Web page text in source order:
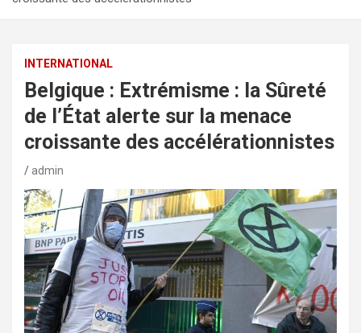
INTERNATIONAL
Belgique : Extrémisme : la Sûreté
de l’État alerte sur la menace
croissante des accélérationnistes
admin